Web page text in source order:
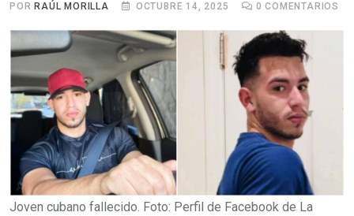
POR RAÚL MORILLA OCTUBRE 14, 2025 0 COMENTARIOS
Joven cubano fallecido. Foto: Perfil de Facebook de La